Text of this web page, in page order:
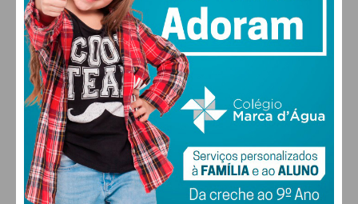
FARMACIAS DE SERVIÇO EM PAÇOS DE
FERREIRA